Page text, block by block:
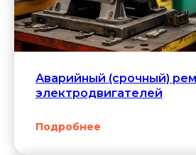
Аварийный (срочный)
электродвигателей
Подробнее